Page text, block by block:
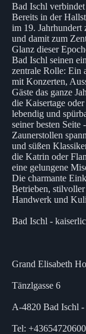
Bad Ischl
Bereits in der
im 19. Jahrhundert
und damit zum
Glanz dieser
Bad Ischl seinen
zentrale Rolle: Ein
mit Konzerten,
Gäste das ganze
die Kaisertage
lebendig und
seiner besten
Zaunerstollen
und süßen
die Katrin oder
eine gelungene
Die charmante
Betrieben,
Handwerk und
Bad Ischl -
Grand Elisabeth
Tänzlgasse 6
A-4820 Bad Ischl -
Tel: +43654720600